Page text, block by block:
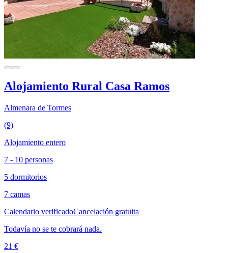
Alojamiento Rural Casa Ramos
Almenara de Tormes
(9)
Alojamiento entero
7 - 10 personas
5 dormitorios
7 camas
Calendario verificadoCancelación gratuita
Todavía no se te cobrará nada.
21 €